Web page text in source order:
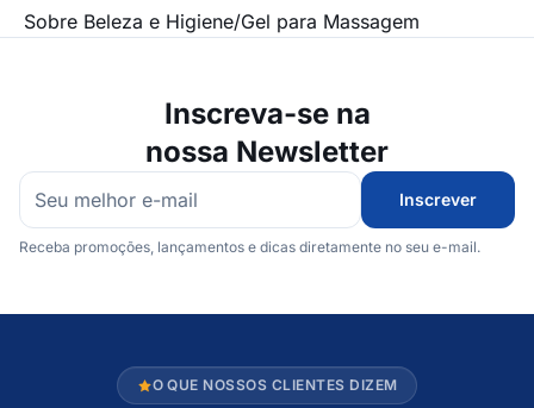
Sobre Beleza e Higiene/Gel para Massagem
Inscreva-se na
nossa Newsletter
Inscrever
Receba promoções, lançamentos e dicas diretamente no seu e-mail.
O QUE NOSSOS CLIENTES DIZEM